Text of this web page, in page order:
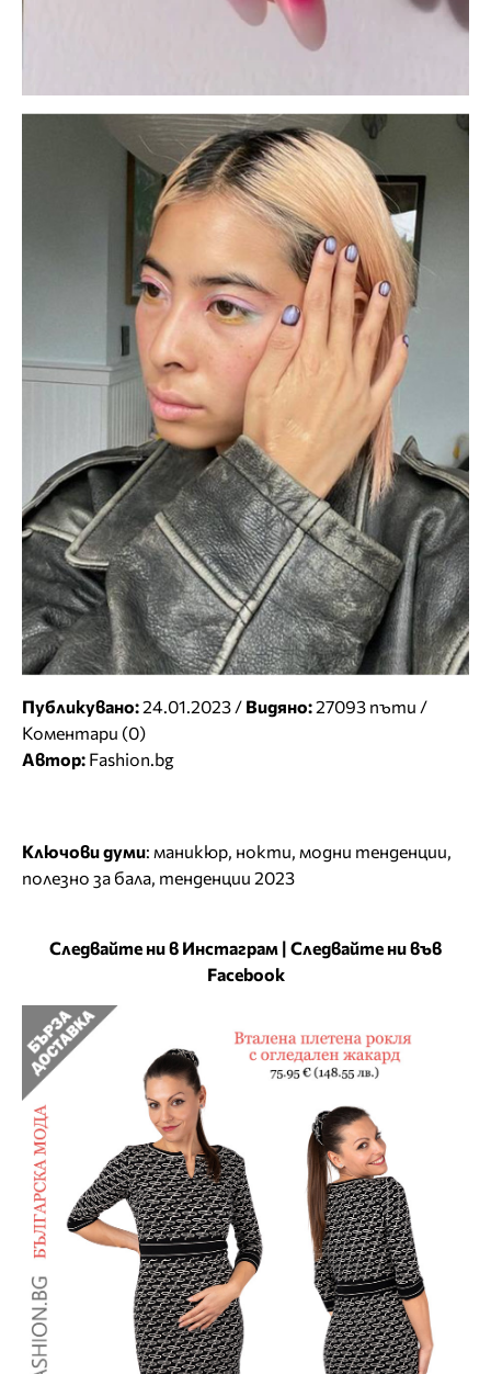
Публикувано:24.01.2023 / Видяно:27093 пъти /
Коментари (0)
Автор: Fashion.bg
Ключови думи: маникюр, нокти, модни тенденции,
полезно за бала, тенденции 2023
Следвайте ни в Инстаграм | Следвайте ни във
Facebook